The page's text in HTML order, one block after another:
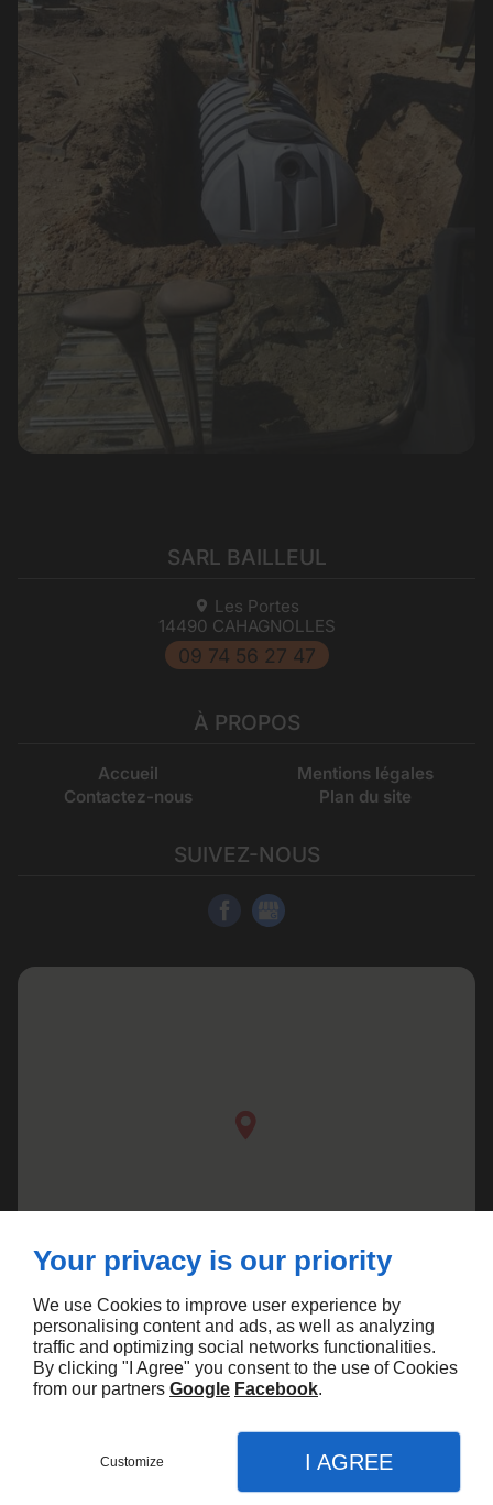
SARL BAILLEUL
Les Portes
14490 CAHAGNOLLES
09 74 56 27 47
À PROPOS
Accueil
Contactez-nous
Mentions légales
Plan du site
SUIVEZ-NOUS
CONTACT
Your privacy is our priority
We use Cookies to improve user experience by
personalising content and ads, as well as analyzing
traffic and optimizing social networks functionalities.
By clicking "I Agree" you consent to the use of Cookies
from our partners Google Facebook.
Customize I AGREE